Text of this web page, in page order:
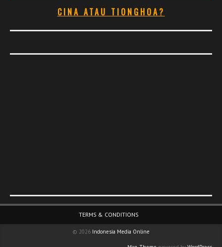
CINA ATAU TIONGHOA?
TERMS & CONDITIONS
© 2026 Indonesia Media Online